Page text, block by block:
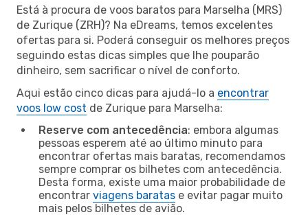
Está à procura de voos baratos para Marselha (MRS)
de Zurique (ZRH)? Na eDreams, temos excelentes
ofertas para si. Poderá conseguir os melhores preços
seguindo estas dicas simples que lhe pouparão
dinheiro, sem sacrificar o nível de conforto.
Aqui estão cinco dicas para ajudá-lo a encontrar
voos low cost de Zurique para Marselha:
Reserve com antecedência: embora algumas
pessoas esperem até ao último minuto para
encontrar ofertas mais baratas, recomendamos
sempre comprar os bilhetes com antecedência.
Desta forma, existe uma maior probabilidade de
encontrar viagens baratas e evitar pagar muito
mais pelos bilhetes de avião.